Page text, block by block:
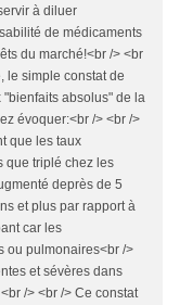
à diluer
de médicaments
du marché!<br /> <br
le simple constat de
absolus" de la
évoquer:<br /> <br />
que les taux
que triplé chez les
deprès de 5
et plus par rapport à
car les
ou pulmonaires<br />
et sévères dans
/> <br /> Ce constat